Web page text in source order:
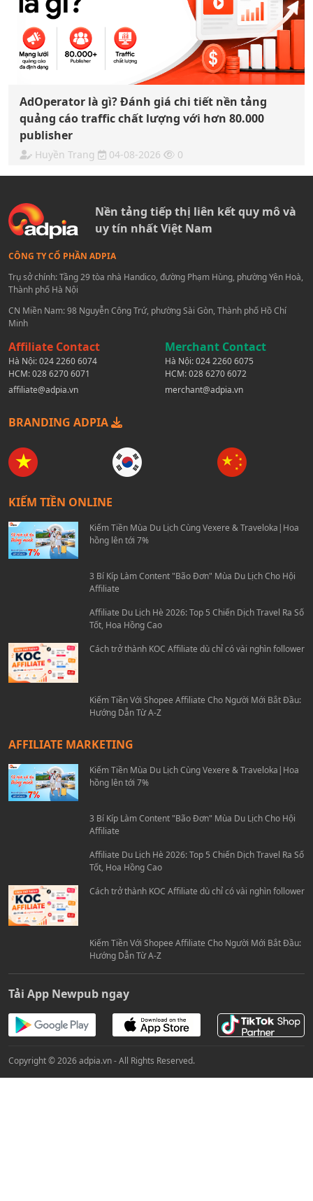
AdOperator là gì? Đánh giá chi tiết nền tảng
quảng cáo traffic chất lượng với hơn 80.000
publisher
Huyền Trang 04-08-2026 0
Nền tảng tiếp thị liên kết quy mô và
uy tín nhất Việt Nam
CÔNG TY CỔ PHẦN ADPIA
Trụ sở chính: Tầng 29 tòa nhà Handico, đường Phạm Hùng, phường Yên Hoà,
Thành phố Hà Nội
CN Miền Nam: 98 Nguyễn Công Trứ, phường Sài Gòn, Thành phố Hồ Chí
Minh
Affiliate Contact
Hà Nội:024 2260 6074
HCM:028 6270 6071
affiliate@adpia.vn
Merchant Contact
Hà Nội:024 2260 6075
HCM:028 6270 6072
merchant@adpia.vn
BRANDING ADPIA
KIẾM TIỀN ONLINE
Kiếm Tiền Mùa Du Lịch Cùng Vexere & Traveloka|Hoa
hồng lên tới 7%
3 Bí Kíp Làm Content "Bão Đơn" Mùa Du Lịch Cho Hội
Affiliate
Affiliate Du Lịch Hè 2026: Top 5 Chiến Dịch Travel Ra Số
Tốt, Hoa Hồng Cao
Hướng Dẫn Từ A-Z
AFFILIATE MARKETING
Kiếm Tiền Mùa Du Lịch Cùng Vexere & Traveloka|Hoa
hồng lên tới 7%
3 Bí Kíp Làm Content "Bão Đơn" Mùa Du Lịch Cho Hội
Tốt, Hoa Hồng Cao
Kiếm Tiền Với Shopee Affiliate Cho Người Mới Bắt Đầu: